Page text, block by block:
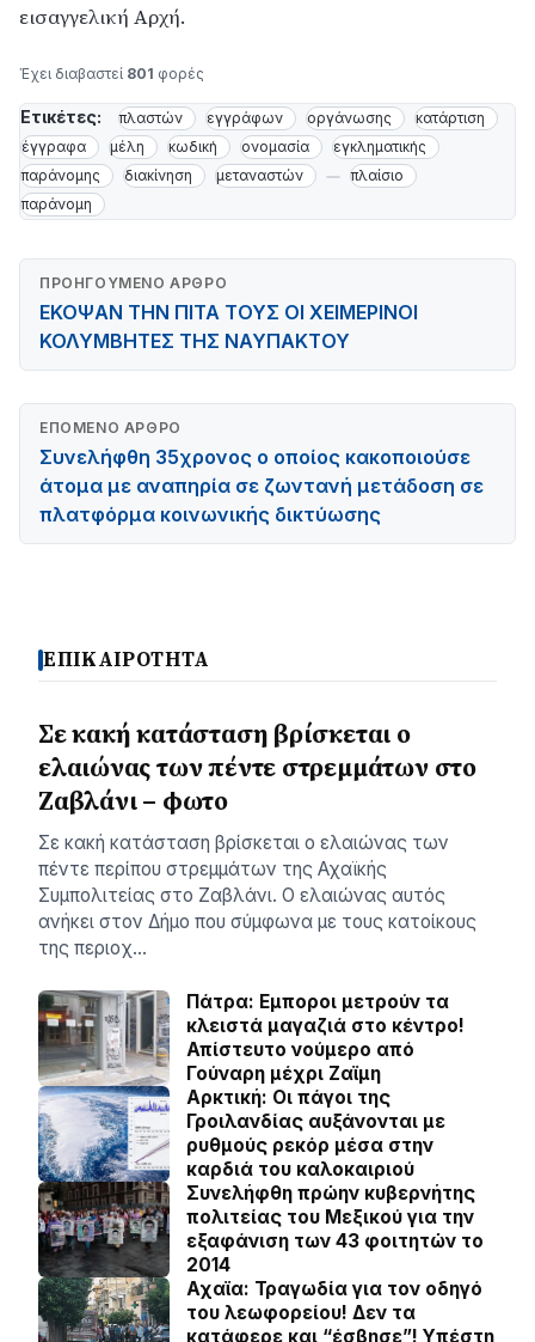
εισαγγελική Αρχή.
Έχει διαβαστεί 801 φορές
Ετικέτες: πλαστών εγγράφων οργάνωσης
κατάρτιση
έγγραφα
μέλη κωδική ονομασία
εγκληματικής
παράνομης
διακίνηση μεταναστών
πλαίσιο
παράνομη
ΠΡΟΗΓΟΎΜΕΝΟ ΆΡΘΡΟ
ΕΚΟΨΑΝ ΤΗΝ ΠΙΤΑ ΤΟΥΣ ΟΙ ΧΕΙΜΕΡΙΝΟΙ
ΚΟΛΥΜΒΗΤΕΣ ΤΗΣ ΝΑΥΠΑΚΤΟΥ
ΕΠΌΜΕΝΟ ΆΡΘΡΟ
Συνελήφθη 35χρονος ο οποίος κακοποιούσε
άτομα με αναπηρία σε ζωντανή μετάδοση σε
πλατφόρμα κοινωνικής δικτύωσης
ΕΠΙΚΑΙΡΟΤΗΤΑ
Σε κακή κατάσταση βρίσκεται ο
ελαιώνας των πέντε στρεμμάτων στο
Ζαβλάνι – φωτο
Σε κακή κατάσταση βρίσκεται ο ελαιώνας των
πέντε περίπου στρεμμάτων της Αχαϊκής
Συμπολιτείας στο Ζαβλάνι. Ο ελαιώνας αυτός
ανήκει στον Δήμο που σύμφωνα με τους κατοίκους
της περιοχ…
Πάτρα: Εμποροι μετρούν τα
κλειστά μαγαζιά στο κέντρο!
Απίστευτο νούμερο από
Γούναρη μέχρι Ζαϊμη
Αρκτική: Οι πάγοι της
Γροιλανδίας αυξάνονται με
ρυθμούς ρεκόρ μέσα στην
καρδιά του καλοκαιριού
Συνελήφθη πρώην κυβερνήτης
πολιτείας του Μεξικού για την
εξαφάνιση των 43 φοιτητών το
2014
Αχαϊα: Τραγωδία για τον οδηγό
του λεωφορείου! Δεν τα
κατάφερε και “έσβησε”! Υπέστη